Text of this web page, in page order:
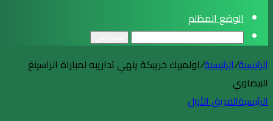
الوضع المظلم
الرئيسية/الرئيسية/اولمبيك خريبكة ينهي تداريبه لمباراة الراسينغ
البيضاوي
الرئيسيةالفريق الأول